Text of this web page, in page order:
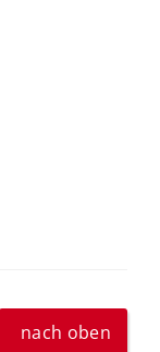
nach oben